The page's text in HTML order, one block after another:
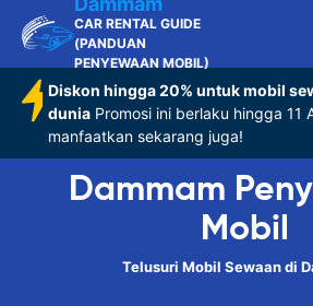
CAR RENTAL GUIDE
(PANDUAN
PENYEWAAN MOBIL)
Diskon hingga 20% untuk mobil
dunia Promosi ini berlaku hingga 11
manfaatkan sekarang juga!
Dammam
Mobil
Telusuri Mobil Sewaan di